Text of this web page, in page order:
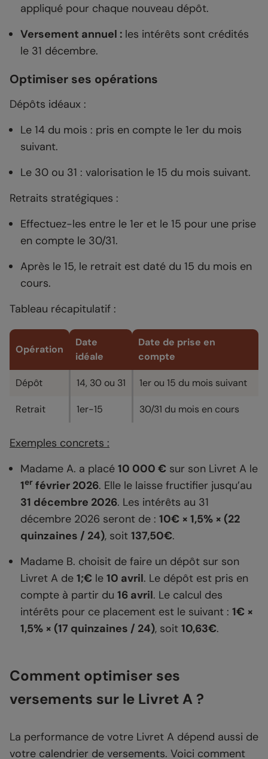
appliqué pour chaque nouveau dépôt.
Versement annuel : les intérêts sont crédités
le 31 décembre.
Optimiser ses opérations
Dépôts idéaux :
Le 14 du mois : pris en compte le 1er du mois
suivant.
Le 30 ou 31 : valorisation le 15 du mois suivant.
Retraits stratégiques :
Effectuez-les entre le 1er et le 15 pour une prise
en compte le 30/31.
Après le 15, le retrait est daté du 15 du mois en
cours.
Tableau récapitulatif :
Opération
Date
idéale
Date de prise en
compte
Dépôt 14, 30 ou 31 1er ou 15 du mois suivant
Retrait 1er-15 30/31 du mois en cours
Exemples concrets :
Madame A. a placé 10 000 € sur son Livret A le
1er février 2026. Elle le laisse fructifier jusqu’au
31 décembre 2026. Les intérêts au 31
décembre 2026 seront de : 10€ × 1,5% × (22
quinzaines / 24), soit 137,50€.
Madame B. choisit de faire un dépôt sur son
Livret A de 1;€ le 10 avril. Le dépôt est pris en
compte à partir du 16 avril. Le calcul des
intérêts pour ce placement est le suivant : 1€ ×
1,5% × (17 quinzaines / 24), soit 10,63€.
Comment optimiser ses
versements sur le Livret A ?
La performance de votre Livret A dépend aussi de
votre calendrier de versements. Voici comment